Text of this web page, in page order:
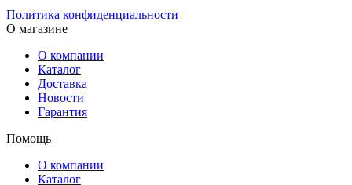
Политика конфиденциальности
О магазине
О компании
Каталог
Доставка
Новости
Гарантия
Помощь
О компании
Каталог